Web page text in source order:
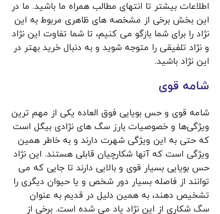
اطلاعات بیشتر تا انتهای مطالب همراه ما باشید. ما در
این بخش برخی از مشخصه های ظاهری مربوط به این
نژاد را برای شما بازگو می کنیم، تا شما تفاوت این نژاد
و نژاد تلفیقی را متوجه شوید و به دنبال خرید بهتر در
این نژاد باشید.
شامه قوی
شامه قوی و حس بویایی فوق العاده یکی از مهم‌ ترین
ویژگی‌ها و خصوصیات بارز سگ‌ های نژادی بیگل است
که حتی به این ویژگی شهرت دارند و به خاطر همین
ویژگی است که آنها شکارچیان قابلی هستند. این نژاد
حس بویایی بسیار قوی و بالایی دارند تا جایی که می
توانند از فاصله بسیار دور شخص و یا حیوان دیگری را
تشخیص دهند، به همین دلیل در قدیم به عنوان
سگ شکاری از این نژاد یاد می شده است. برخی از